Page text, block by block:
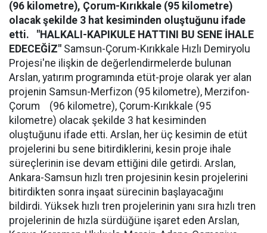
(96 kilometre), Çorum-Kırıkkale (95 kilometre)
olacak şekilde 3 hat kesiminden oluştuğunu ifade
etti.
"HALKALI-KAPIKULE HATTINI BU SENE İHALE
EDECEĞİZ" Samsun-Çorum-Kırıkkale Hızlı Demiryolu
Projesi'ne ilişkin de değerlendirmelerde bulunan
Arslan, yatırım programında etüt-proje olarak yer alan
projenin Samsun-Merfizon (95 kilometre), Merzifon-
Çorum (96 kilometre), Çorum-Kırıkkale (95
kilometre) olacak şekilde 3 hat kesiminden
oluştuğunu ifade etti. Arslan, her üç kesimin de etüt
projelerini bu sene bitirdiklerini, kesin proje ihale
süreçlerinin ise devam ettiğini dile getirdi. Arslan,
Ankara-Samsun hızlı tren projesinin kesin projelerini
bitirdikten sonra inşaat sürecinin başlayacağını
bildirdi. Yüksek hızlı tren projelerinin yanı sıra hızlı tren
projelerinin de hızla sürdüğüne işaret eden Arslan,